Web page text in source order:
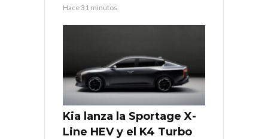
Hace 31 minutos
Kia lanza la Sportage X-
Line HEV y el K4 Turbo